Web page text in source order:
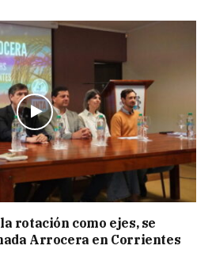
rotación como ejes, se
Arrocera en Corrientes